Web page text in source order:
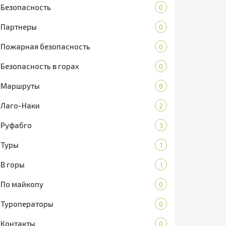
Безопасность 0
Партнеры 0
Пожарная безопасность 0
Безопасность в горах 0
Маршруты 8
Лаго-Наки 2
Руфабго 3
Туры 1
В горы 1
По майкопу 0
Туроператоры 0
Контакты 0